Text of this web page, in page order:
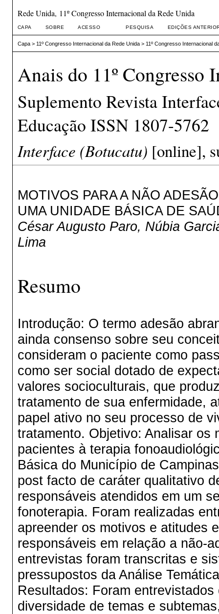
Rede Unida, 11º Congresso Internacional da Rede Unida
CAPA SOBRE ACESSO PESQUISA EDIÇÕES
Capa> 11º Congresso Internacional da Rede Unida> 11º Congresso Internacional
Anais do 11º Congresso
Suplemento Revista
Educação ISSN 1807-5762
Interface (Botucatu) [online],
MOTIVOS PARA A NÃO
UMA UNIDADE BÁSICA DE
César Augusto Paro, Núbia
Lima
Resumo
Introdução: O termo adesão
ainda consenso sobre seu
consideram o paciente como
como ser social dotado de
valores socioculturais, que
tratamento de sua enfermidade,
papel ativo no seu processo de
tratamento. Objetivo: Analisar os
pacientes à terapia
Básica do Município de
post facto de caráter qualitativo
responsáveis atendidos em um
fonoterapia. Foram realizadas
apreender os motivos e atitudes
responsáveis em relação a não-
entrevistas foram transcritas e
pressupostos da Análise
Resultados: Foram
diversidade de temas e